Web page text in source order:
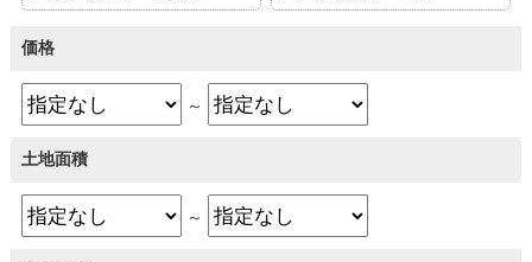
価格
～
土地面積
～